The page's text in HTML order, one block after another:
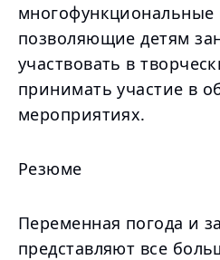
позволяющие детям
участвовать в
принимать участие в
мероприятиях.
Резюме
Переменная погода и
представляют все